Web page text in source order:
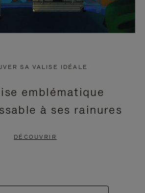
SA VALISE IDÉALE
emblématique
à ses rainures
DÉCOUVRIR